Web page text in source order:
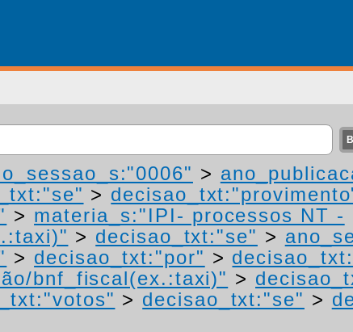
>
>
> materia_s:"IPI- processos NT -
> decisao_txt:"se" >
> decisao_txt:"por" >
bnf_fiscal(ex.:taxi)" >
> decisao_txt:"se" >